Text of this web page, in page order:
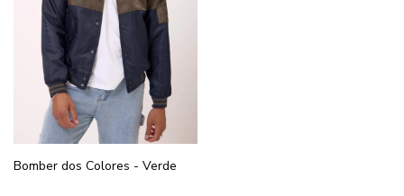
Bomber dos Colores - Verde